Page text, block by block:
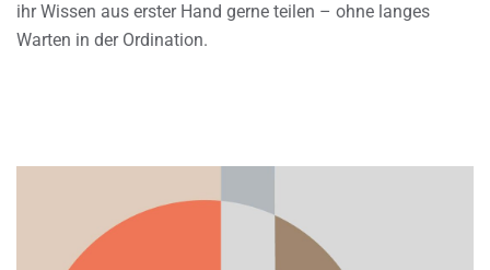
ihr Wissen aus erster Hand gerne teilen – ohne langes
Warten in der Ordination.